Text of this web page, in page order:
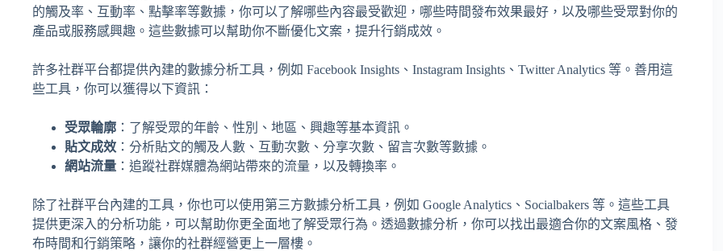
的觸及率、互動率、點擊率等數據，你可以了解哪些內容最受歡迎，哪些時間發布效果最好，以及哪些受眾對你的
產品或服務感興趣。這些數據可以幫助你不斷優化文案，提升行銷成效。
許多社群平台都提供內建的數據分析工具，例如 Facebook Insights、Instagram Insights、Twitter Analytics 等。善用這
些工具，你可以獲得以下資訊：
受眾輪廓 ：了解受眾的年齡、性別、地區、興趣等基本資訊。
貼文成效 ：分析貼文的觸及人數、互動次數、分享次數、留言次數等數據。
網站流量 ：追蹤社群媒體為網站帶來的流量，以及轉換率。
除了社群平台內建的工具，你也可以使用第三方數據分析工具，例如 Google Analytics、Socialbakers 等。這些工具
提供更深入的分析功能，可以幫助你更全面地了解受眾行為。透過數據分析，你可以找出最適合你的文案風格、發
布時間和行銷策略，讓你的社群經營更上一層樓。